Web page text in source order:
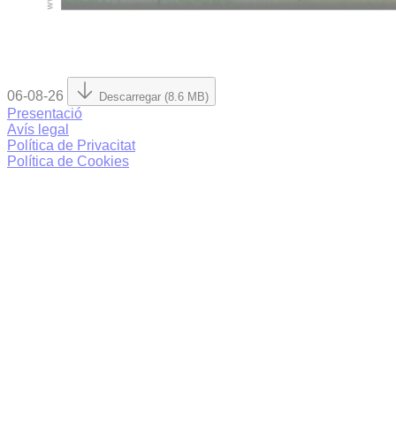
06-08-26 Descarregar (8.6 MB)
Presentació
Avís legal
Política de Privacitat
Política de Cookies